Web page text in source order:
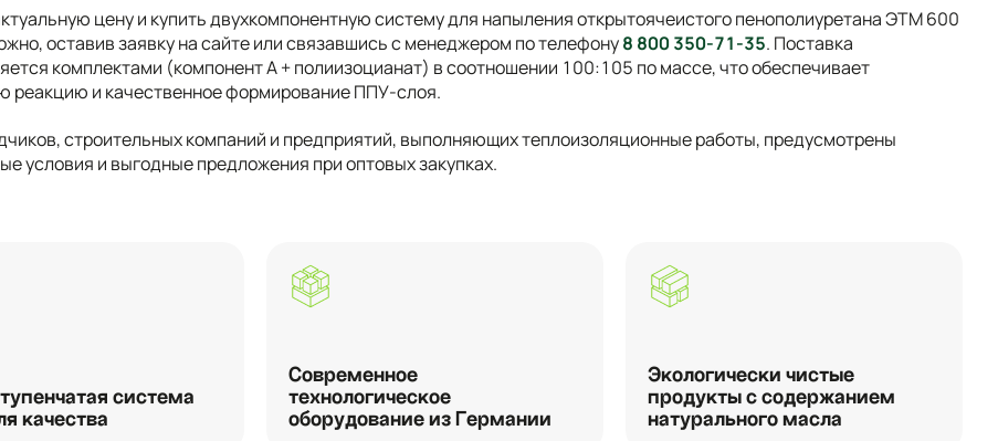
цену и купить двухкомпонентную систему для напыления открытоячеистого пенополиуретана ЭТМ 600
оставив заявку на сайте или связавшись с менеджером по телефону8 800 350-71-35. Поставка
комплектами (компонент А + полиизоцианат) в соотношении 100:105 по массе, что обеспечивает
реакцию и качественное формирование ППУ-слоя.
строительных компаний и предприятий, выполняющих теплоизоляционные работы, предусмотрены
условия и выгодные предложения при оптовых закупках.
система
качества
Современное
технологическое
оборудование из Германии
Экологически чистые
продукты с содержанием
натурального масла